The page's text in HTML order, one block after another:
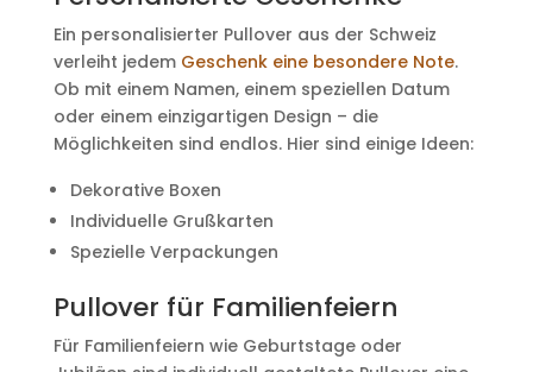
Ein personalisierter Pullover aus der Schweiz
verleiht jedem Geschenk eine besondere Note.
Ob mit einem Namen, einem speziellen Datum
oder einem einzigartigen Design – die
Möglichkeiten sind endlos. Hier sind einige Ideen:
Dekorative Boxen
Individuelle Grußkarten
Spezielle Verpackungen
Pullover für Familienfeiern
Für Familienfeiern wie Geburtstage oder